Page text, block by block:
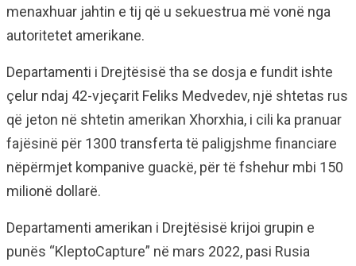
menaxhuar jahtin e tij që u sekuestrua më vonë nga
autoritetet amerikane.
Departamenti i Drejtësisë tha se dosja e fundit ishte
çelur ndaj 42-vjeçarit Feliks Medvedev, një shtetas rus
që jeton në shtetin amerikan Xhorxhia, i cili ka pranuar
fajësinë për 1300 transferta të paligjshme financiare
nëpërmjet kompanive guackë, për të fshehur mbi 150
milionë dollarë.
Departamenti amerikan i Drejtësisë krijoi grupin e
punës “KleptoCapture” në mars 2022, pasi Rusia